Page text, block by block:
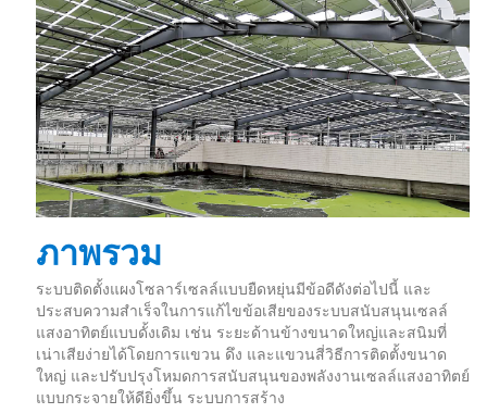
ภาพรวม
ระบบติดตั้งแผงโซลาร์เซลล์แบบยืดหยุ่นมีข้อดีดังต่อไปนี้ และ
ประสบความสำเร็จในการแก้ไขข้อเสียของระบบสนับสนุนเซลล์
แสงอาทิตย์แบบดั้งเดิม เช่น ระยะด้านข้างขนาดใหญ่และสนิมที่
เน่าเสียง่ายได้โดยการแขวน ดึง และแขวนสี่วิธีการติดตั้งขนาด
ใหญ่ และปรับปรุงโหมดการสนับสนุนของพลังงานเซลล์แสงอาทิตย์
แบบกระจายให้ดียิ่งขึ้น ระบบการสร้าง